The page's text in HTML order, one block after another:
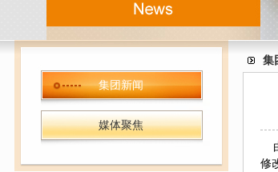
集团新闻
媒体聚焦
集
修